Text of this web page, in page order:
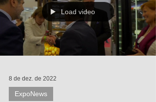
Load video
8 de dez. de 2022